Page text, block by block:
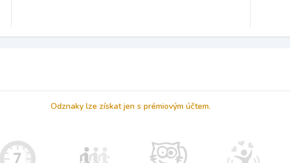
Odznaky lze získat jen s prémiovým účtem.